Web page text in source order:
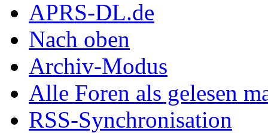
APRS-DL.de
Nach oben
Archiv-Modus
Alle Foren als gelesen
RSS-Synchronisation